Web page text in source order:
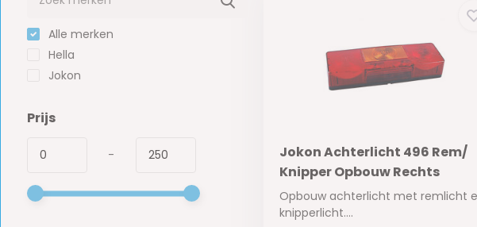
Alle merken
Hella
Jokon
Prijs
-
Jokon Achterlicht 496 Rem/
Knipper Opbouw Rechts
Opbouw achterlicht met remlicht
knipperlicht....